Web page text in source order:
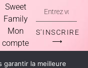
Sweet
Family
Mon
compte
S'INSCRIRE
⟶
garantir la meilleure